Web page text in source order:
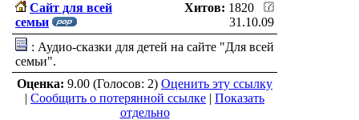
Сайт для всей
семьи
Хитов: 1820
31.10.09
: Аудио-сказки для детей на сайте "Для всей
семьи".
Оценка: 9.00 (Голосов: 2) Оценить эту ссылку
| Сообщить о потерянной ссылке | Показать
отдельно